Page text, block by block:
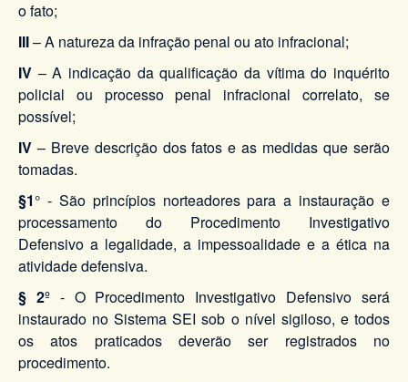
o fato;
III– A natureza da infração penal ou ato infracional;
IV – A indicação da qualificação da vítima do inquérito
policial ou processo penal infracional correlato, se
possível;
IV – Breve descrição dos fatos e as medidas que serão
tomadas.
§1° - São princípios norteadores para a instauração e
processamento do Procedimento Investigativo
Defensivo a legalidade, a impessoalidade e a ética na
atividade defensiva.
§ 2º - O Procedimento Investigativo Defensivo será
instaurado no Sistema SEI sob o nível sigiloso, e todos
os atos praticados deverão ser registrados no
procedimento.